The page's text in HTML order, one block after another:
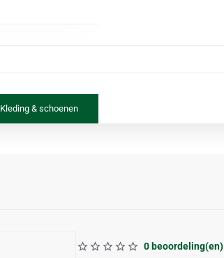
Kleding & schoenen
0 beoordeling(en)